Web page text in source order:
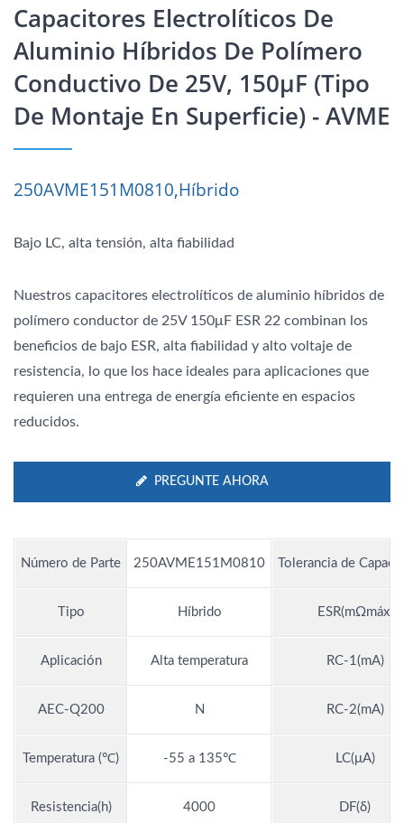
Capacitores Electrolíticos De
Aluminio Híbridos De Polímero
Conductivo De 25V, 150μF (tipo
De Montaje En Superficie) - AVME
250AVME151M0810,Híbrido
Bajo LC, alta tensión, alta fiabilidad
Nuestros capacitores electrolíticos de aluminio híbridos de
polímero conductor de 25V 150μF ESR 22 combinan los
beneficios de bajo ESR, alta fiabilidad y alto voltaje de
resistencia, lo que los hace ideales para aplicaciones que
requieren una entrega de energía eficiente en espacios
reducidos.
PREGUNTE AHORA
Número de Parte 250AVME151M0810 Tolerancia de
Tipo Híbrido ESR(mΩmáx)
Aplicación Alta temperatura RC-1(mA)
AEC-Q200 N RC-2(mA)
Temperatura (℃) -55 a 135℃ LC(μA)
Resistencia(h) 4000 DF(δ)